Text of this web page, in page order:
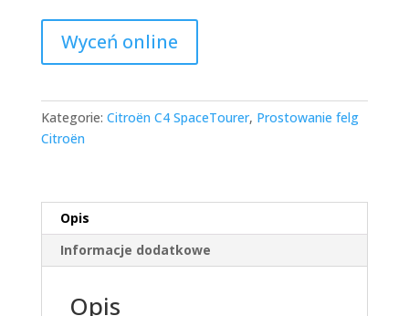
Wyceń online
Kategorie: Citroën C4 SpaceTourer, Prostowanie felg
Citroën
Opis
Informacje dodatkowe
Opis